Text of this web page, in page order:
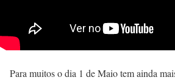
Para muitos o dia 1 de Maio tem ainda